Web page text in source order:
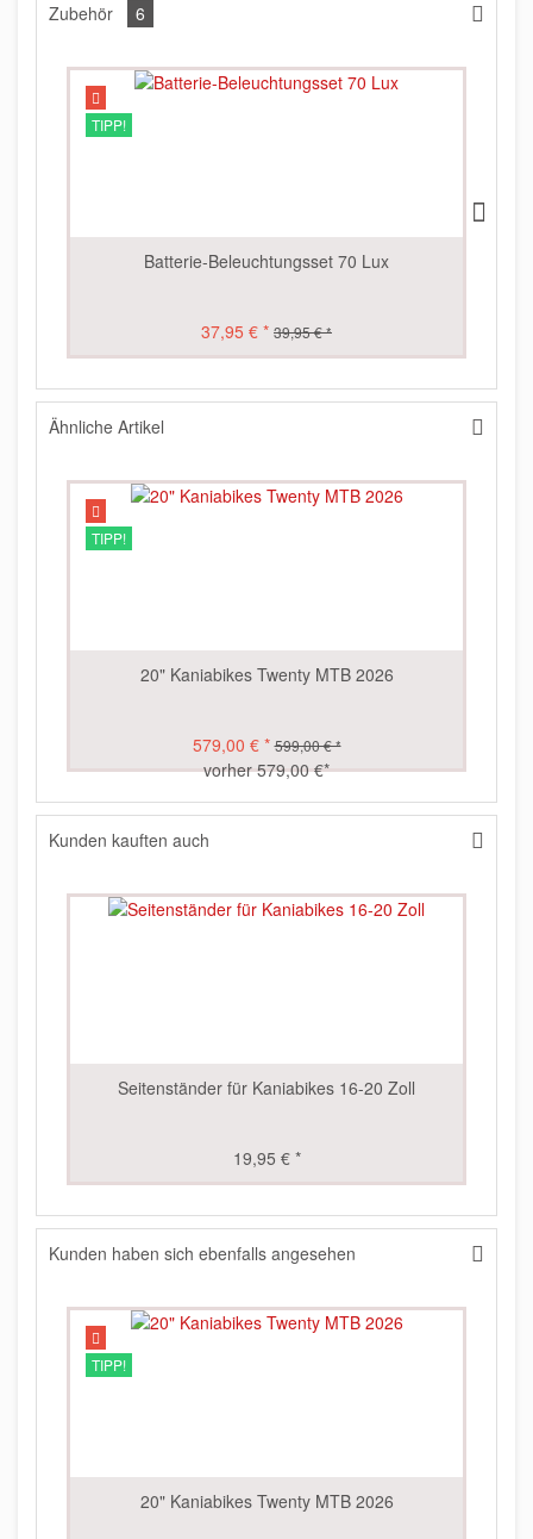
Zubehör 6
TIPP!
Batterie-Beleuchtungsset 70 Lux
37,95 € * 39,95 € *
Ähnliche Artikel
TIPP!
20" Kaniabikes Twenty MTB 2026
579,00 € * 599,00 € *
vorher 579,00 €*
Kunden kauften auch
Seitenständer für Kaniabikes 16-20 Zoll
19,95 € *
Kunden haben sich ebenfalls angesehen
TIPP!
20" Kaniabikes Twenty MTB 2026